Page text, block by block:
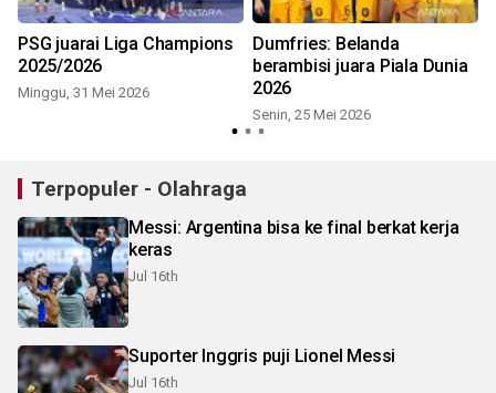
PSG juarai Liga Champions
2025/2026
Minggu, 31 Mei 2026
Dumfries: Belanda
berambisi juara Piala Dunia
2026
Senin, 25 Mei 2026
Terpopuler - Olahraga
Messi: Argentina bisa ke final berkat kerja
keras
Jul 16th
Suporter Inggris puji Lionel Messi
Jul 16th